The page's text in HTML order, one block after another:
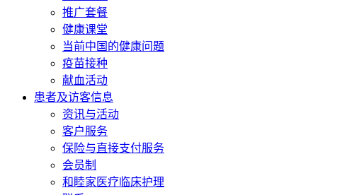
推广套餐
健康课堂
当前中国的健康问题
疫苗接种
献血活动
患者及访客信息
资讯与活动
客户服务
保险与直接支付服务
会员制
和睦家医疗临床护理